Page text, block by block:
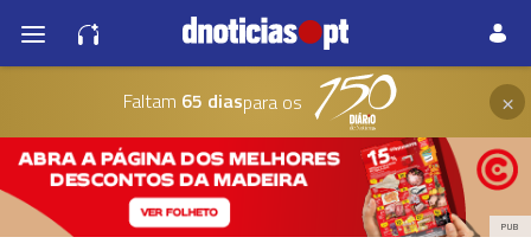
Faltam 65 diaspara os ×
PUB